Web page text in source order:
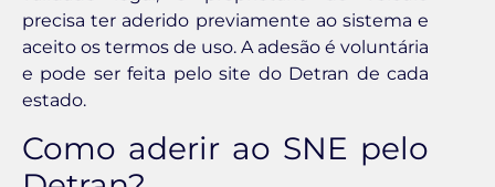
precisa ter aderido previamente ao sistema e
aceito os termos de uso. A adesão é voluntária
e pode ser feita pelo site do Detran de cada
estado.
Como aderir ao SNE pelo